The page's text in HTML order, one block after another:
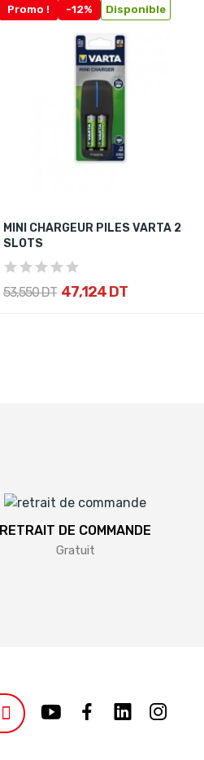
Promo ! -12% Disponible
MINI CHARGEUR PILES VARTA 2
SLOTS
53,550 DT 47,124 DT
RETRAIT DE COMMANDE
Gratuit